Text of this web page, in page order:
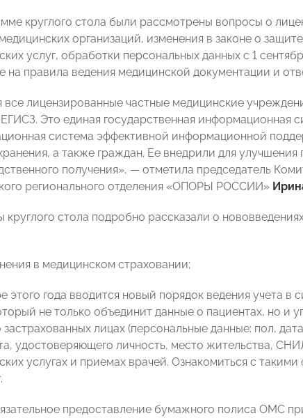
круглого стола были рассмотрены вопросы о
организаций, изменения в законе о
услуг, обработки персональных данных с 1
на правила ведения медицинской документации и
все лицензированные частные медицинские
Это единая государственная информационная
система эффективной информационной
а также граждан. Ее внедрили для
получения», — отметила председатель
регионального отделения «ОПОРЫ РОССИИ»
круглого стола подробно рассказали о
в медицинском страховании;
этого года вводится новый порядок ведения учета в
не только объединит данные о пациентах, но и
застрахованных лицах (персональные данные: пол,
удостоверяющего личность, место жительства,
услугах и приемах врачей. Ознакомиться с
предоставление бумажного полиса ОМС